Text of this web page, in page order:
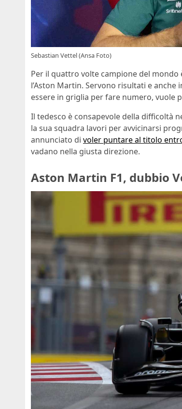
Sebastian Vettel (Ansa Foto)
Per il quattro volte campione del
l’Aston Martin. Servono risultati e
essere in griglia per fare numero, vuole
Il tedesco è consapevole della difficoltà
la sua squadra lavori per avvicinarsi
annunciato di voler puntare al titolo
vadano nella giusta direzione.
Aston Martin F1, dubbio